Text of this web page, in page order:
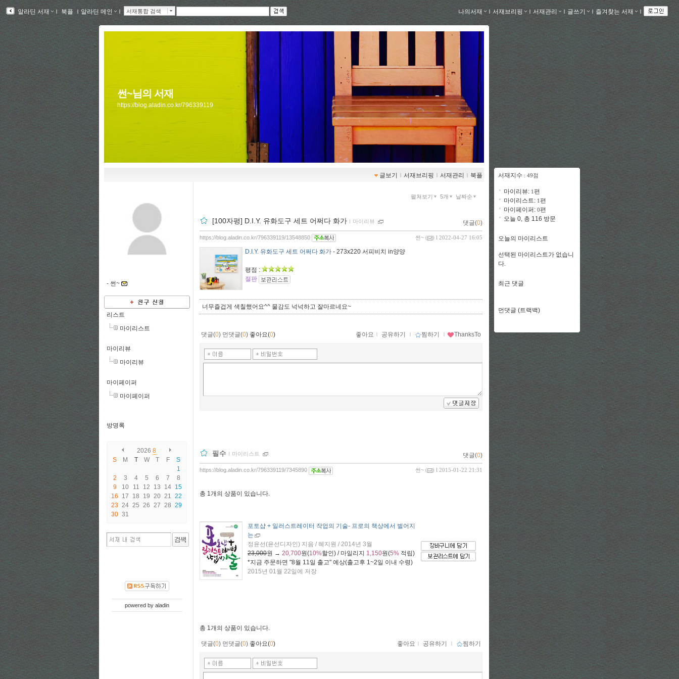
알라딘 서재 ｌ 북플 ｌ 알라딘 메인 ｌ 서재통합 검색 나의서재 ｌ 서재브리핑 ｌ 서재관리 ｌ 글쓰기 ｌ 즐겨찾는 서재 ｌ
썬~님의 서재
https://blog.aladin.co.kr/796339119
글보기 ｌ 서재브리핑 ｌ 서재관리 ｌ 북플
- 썬~
리스트
마이리스트
마이리뷰
마이리뷰
마이페이퍼
마이페이퍼
방명록
2026 8
S
M T W T F
S
1
2
3 4 5 6 7
8
9
10 11 12 13 14 15
16
17 18 19 20 21 22
23 24 25 26 27 28 29
30 31
powered by aladin
펼쳐보기 5개 날짜순
[100자평] D.I.Y. 유화도구 세트 어쩌다 화가 ｌ 마이리뷰 댓글(0)
썬~ ( ) l 2022-04-27 16:05
https://blog.aladin.co.kr/796339119/13548850
D.I.Y. 유화도구 세트 어쩌다 화가 - 273x220 서피비치 in양양
평점 :
절판
너무즐겁게 색칠했어요^^ 물감도 넉넉하고 잘마르네요~
댓글(0) 먼댓글(0) 좋아요(0) 좋아요 ｌ 공유하기 ｌ 찜하기 ｌ ThanksTo
필수 ｌ 마이리스트 댓글(0)
썬~ ( ) l 2015-01-22 21:31
https://blog.aladin.co.kr/796339119/7345890
총 1개 의 상품이 있습니다.
포토샵 + 일러스트레이터 작업의 기술- 프로의 책상에서 벌어지
는
정윤선(윤선디자인) 지음 / 혜지원 / 2014년 3월
23,000원 → 20,700원(10%할인) / 마일리지 1,150원(5% 적립)
*지금 주문하면 "8월 11일 출고" 예상(출고후 1~2일 이내 수령)
2015년 01월 22일에 저장
총 1개 의 상품이 있습니다.
댓글(0) 먼댓글(0) 좋아요(0) 좋아요 ｌ 공유하기 ｌ 찜하기
서재지수 : 49점
마이리뷰: 1편
마이리스트: 1편
마이페이퍼: 0편
오늘 0, 총 116 방문
오늘의 마이리스트
선택된 마이리스트가 없습니
다.
최근 댓글
먼댓글 (트랙백)